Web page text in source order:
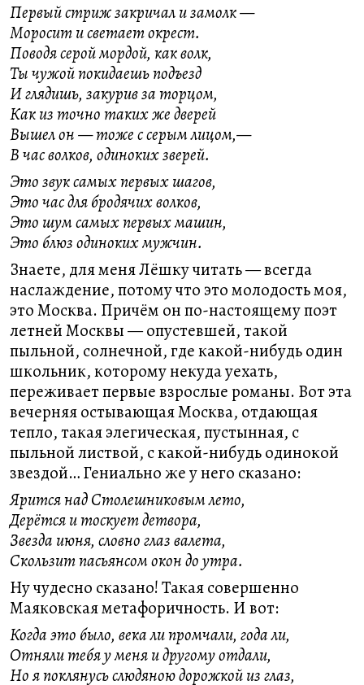
Первый стриж закричал и замолк —
Моросит и светает окрест.
Поводя серой мордой, как волк,
Ты чужой покидаешь подъезд
И глядишь, закурив за торцом,
Как из точно таких же дверей
Вышел он — тоже с серым лицом,—
В час волков, одиноких зверей.
Это звук самых первых шагов,
Это час для бродячих волков,
Это шум самых первых машин,
Это блюз одиноких мужчин.
Знаете, для меня Лёшку читать — всегда
наслаждение, потому что это молодость моя,
это Москва. Причём он по-настоящему поэт
летней Москвы — опустевшей, такой
пыльной, солнечной, где какой-нибудь один
школьник, которому некуда уехать,
переживает первые взрослые романы. Вот эта
вечерняя остывающая Москва, отдающая
тепло, такая элегическая, пустынная, с
пыльной листвой, с какой-нибудь одинокой
звездой… Гениально же у него сказано:
Ярится над Столешниковым лето,
Дерётся и тоскует детвора,
Звезда июня, словно глаз валета,
Скользит пасьянсом окон до утра.
Ну чудесно сказано! Такая совершенно
Маяковская метафоричность. И вот:
Когда это было, века ли промчали, года ли,
Отняли тебя у меня и другому отдали,
Но я поклянусь слюдяною дорожкой из глаз,